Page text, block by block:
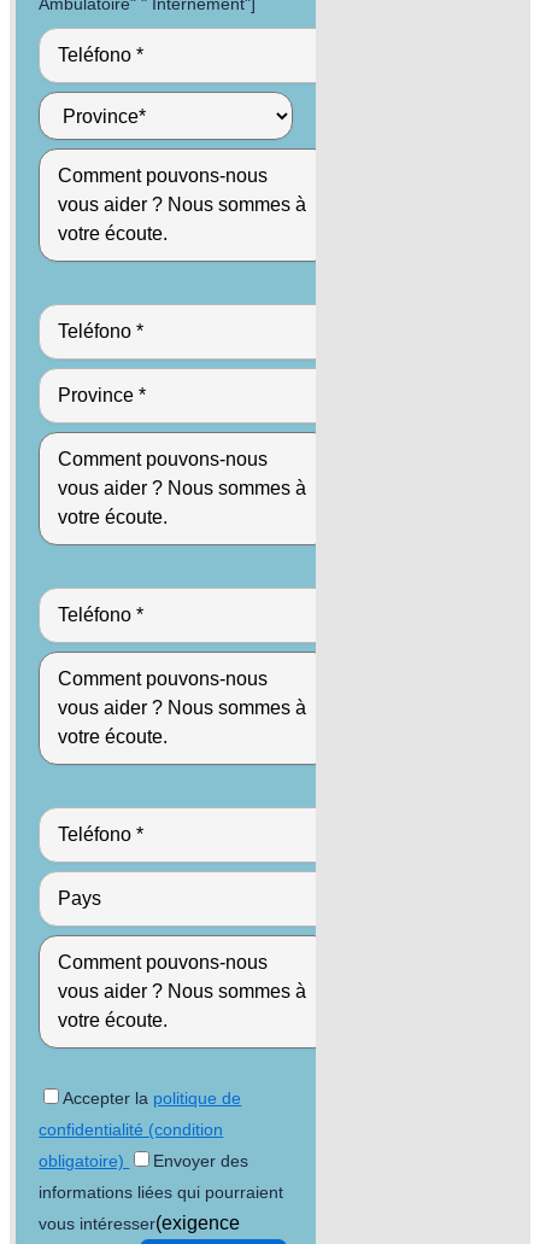
Accepter la politique de
confidentialité (condition
obligatoire)
Envoyer des
informations liées qui pourraient
vous intéresser(exigence